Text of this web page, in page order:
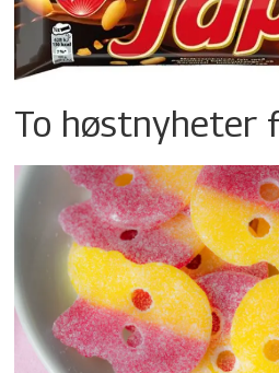
To høstnyheter